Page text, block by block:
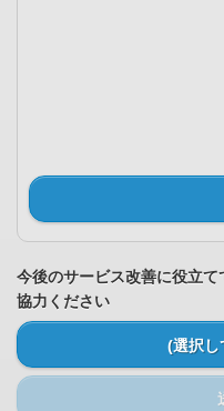
今後のサービス改善に役立
協力ください
(選択し